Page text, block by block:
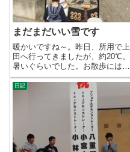
まだまだいい雪です
暖かいですね～。昨日、所用で上
田へ行ってきましたが、約20℃。
暑いぐらいでした。お散歩にはち
ょうどいい。上田城では桜まつ...
日記